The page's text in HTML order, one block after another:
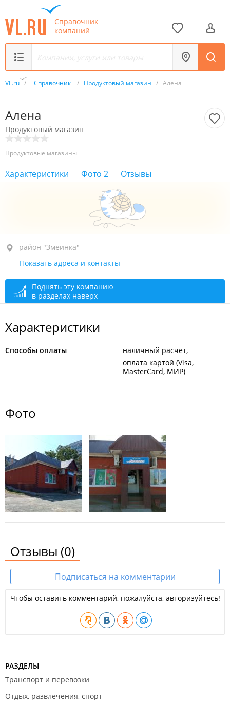
Справочник
компаний
VL.ru / Справочник / Продуктовый магазин / Алена
Алена
Продуктовый магазин
Продуктовые магазины
Характеристики Фото 2 Отзывы
район "Змеинка", ул. Приморская, 5А
закрыто, откроется в 08:00
район "Змеинка"
Показать адреса и контакты
Поднять эту компанию
в разделах наверх
Характеристики
Способы оплаты
наличный расчёт
оплата картой (Visa,
MasterCard, МИР)
Фото
Отзывы (0)
Подписаться на комментарии
Чтобы оставить комментарий, пожалуйста, авторизуйтесь!
РАЗДЕЛЫ
Транспорт и перевозки
Отдых, развлечения, спорт